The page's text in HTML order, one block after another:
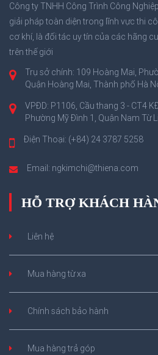
Công ty TNHH Công Trình Công
giải pháp toàn diện trong lĩnh vực thi
cơ khí, là đối tác uy tín của các hãng
trên thế giới
Trụ sở chính: 109 Hoàng Mai,
Quận Hoàng Mai, Thành phố Hà
VPĐD: P1106, Cầu thang 3 - CT4
Phường Mỹ Đình 1, Quận Nam Từ
Điện Thoại: (+84) 24 3787 5258
Email: ngkimchi@thiena.com
HỖ TRỢ KHÁCH
Liên hệ
Mua hàng từ xa
Chính sách bảo hành
Mua hàng trả góp